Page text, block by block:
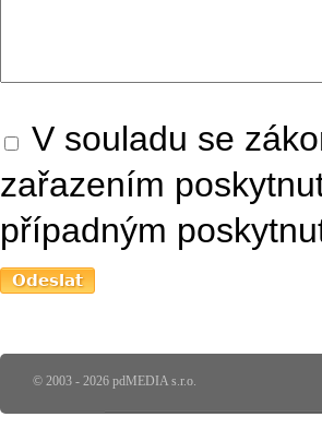
V souladu se
zařazením
případným
© 2003 - 2026 pdMEDIA s.r.o.